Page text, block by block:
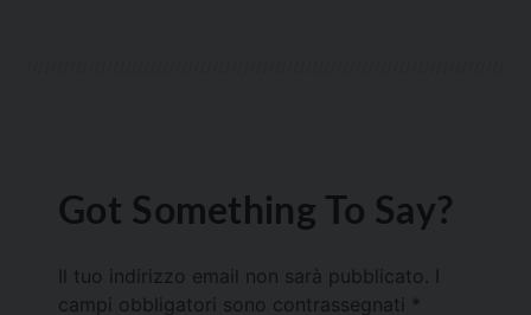
Got Something To Say?
Il tuo indirizzo email non sarà pubblicato.
campi obbligatori sono contrassegnati *